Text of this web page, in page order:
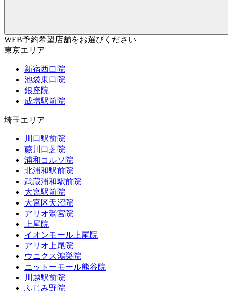
WEB予約希望店舗をお選びください
東京エリア
新宿西口院
池袋東口院
銀座院
成増駅前院
埼玉エリア
川口駅前院
蕨川口芝院
浦和コルソ院
北浦和駅前院
武蔵浦和駅前院
大宮駅前院
大宮区天沼院
アリオ鷲宮院
上尾院
イオンモール上尾院
アリオ上尾院
ウニクス鴻巣院
ニットーモール熊谷院
川越駅前院
ふじみ野院